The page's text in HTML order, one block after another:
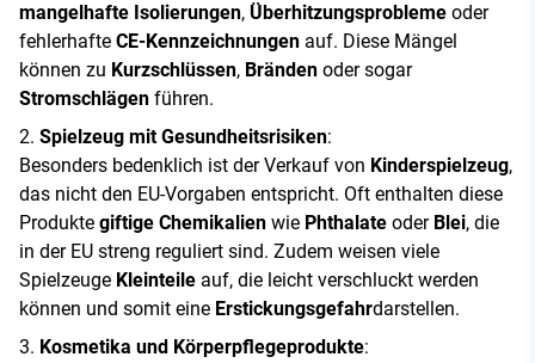
mangelhafte Isolierungen, Überhitzungsprobleme oder
fehlerhafte CE-Kennzeichnungen auf. Diese Mängel
können zu Kurzschlüssen, Bränden oder sogar
Stromschlägen führen.
Spielzeug mit Gesundheitsrisiken:
Besonders bedenklich ist der Verkauf von Kinderspielzeug,
das nicht den EU-Vorgaben entspricht. Oft enthalten diese
Produkte giftige Chemikalien wie Phthalate oder Blei, die
in der EU streng reguliert sind. Zudem weisen viele
Spielzeuge Kleinteile auf, die leicht verschluckt werden
können und somit eine Erstickungsgefahrdarstellen.
Kosmetika und Körperpflegeprodukte: